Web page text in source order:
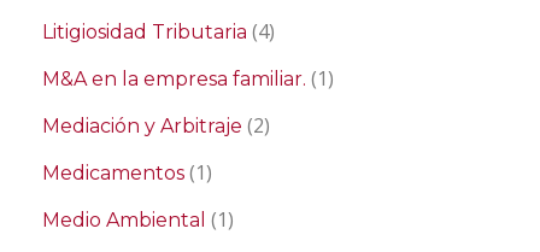
Litigiosidad Tributaria (4)
M&A en la empresa familiar. (1)
Mediación y Arbitraje (2)
Medicamentos (1)
Medio Ambiental (1)